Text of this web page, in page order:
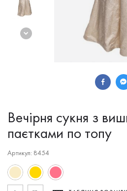
Вечірня сукня з
паєтками по топу
Артикул: 8454